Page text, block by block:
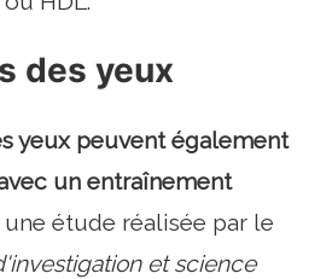
des yeux
yeux peuvent également
un entraînement
une étude réalisée par le
et science